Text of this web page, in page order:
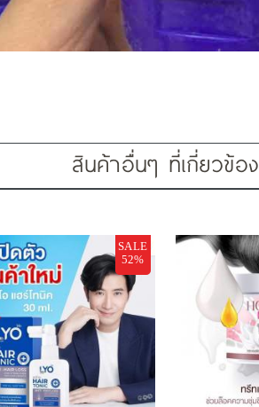
สินค้าอื่นๆ ที่เกี่ยวข้อง
SALE
52%